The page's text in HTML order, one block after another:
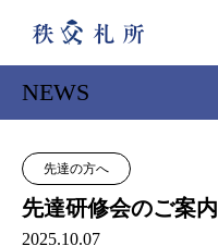
NEWS
先達の方へ
先達研修会のご案内
2025.10.07